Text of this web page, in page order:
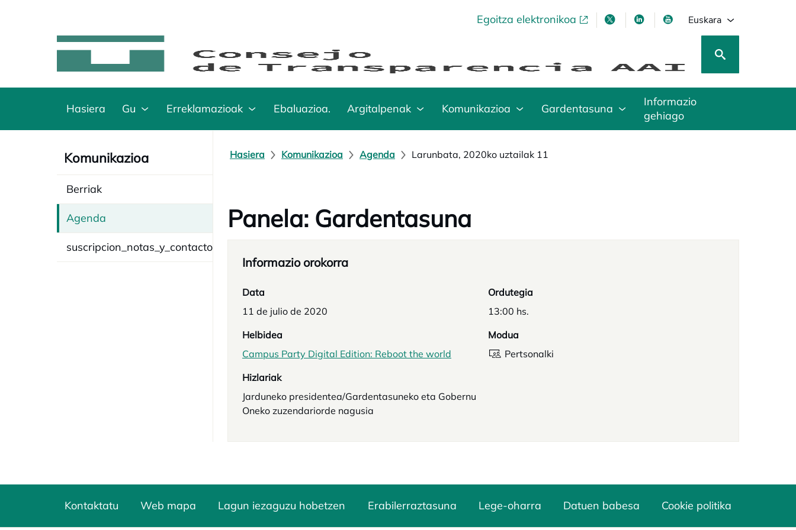
Egoitza elektronikoaopens in a new tabopens in a new tab
opens in a new tab
opens in a new tab
Euskara
Hasiera Gu Erreklamazioak Ebaluazioa. Argitalpenak Komunikazioa Gardentasuna
Informazio
gehiago
Komunikazioa
Berriak
Agenda
suscripcion_notas_y_contacto
Hasiera Komunikazioa Agenda Larunbata, 2020ko uztailak 11
Panela: Gardentasuna
Informazio orokorra
Data
11 de julio de 2020
Ordutegia
13:00 hs.
Helbidea
Campus Party Digital Edition: Reboot the world opens in a new tab
Modua
Pertsonalki
Hizlariak
Jarduneko presidentea/Gardentasuneko eta Gobernu
Oneko zuzendariorde nagusia
Kontaktatu Web mapa Lagun iezaguzu hobetzen Erabilerraztasuna Lege-oharra Datuen babesa Cookie politika